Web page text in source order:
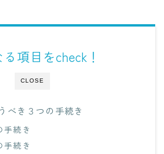
CLOSE
項目をcheck！
べき３つの手続き
手続き
手続き